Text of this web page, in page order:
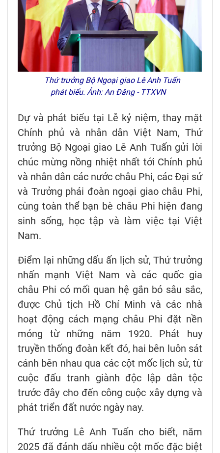
Thứ trưởng Bộ Ngoại giao Lê Anh Tuấn
phát biểu. Ảnh: An Đăng - TTXVN
Dự và phát biểu tại Lễ kỷ niệm, thay mặt
Chính phủ và nhân dân Việt Nam, Thứ
trưởng Bộ Ngoại giao Lê Anh Tuấn gửi lời
chúc mừng nồng nhiệt nhất tới Chính phủ
và nhân dân các nước châu Phi, các Đại sứ
và Trưởng phái đoàn ngoại giao châu Phi,
cùng toàn thể bạn bè châu Phi hiện đang
sinh sống, học tập và làm việc tại Việt
Nam.
Điểm lại những dấu ấn lịch sử, Thứ trưởng
nhấn mạnh Việt Nam và các quốc gia
châu Phi có mối quan hệ gắn bó sâu sắc,
được Chủ tịch Hồ Chí Minh và các nhà
hoạt động cách mạng châu Phi đặt nền
móng từ những năm 1920. Phát huy
truyền thống đoàn kết đó, hai bên luôn sát
cánh bên nhau qua các cột mốc lịch sử, từ
cuộc đấu tranh giành độc lập dân tộc
trước đây cho đến công cuộc xây dựng và
phát triển đất nước ngày nay.
Thứ trưởng Lê Anh Tuấn cho biết, năm
2025 đã đánh dấu nhiều cột mốc đặc biệt